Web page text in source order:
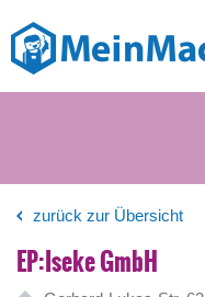
zurück zur Übersicht
EP:Iseke GmbH